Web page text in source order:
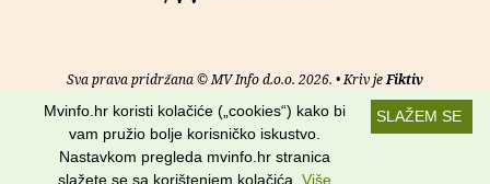
Sva prava pridržana © MV Info d.o.o. 2026. • Kriv jeFiktiv
Uvjeti korištenja RSS kanali
Potraži nas na:
SLAŽEM SE
Mvinfo.hr koristi kolačiće („cookies“) kako bi
vam pružio bolje korisničko iskustvo.
Nastavkom pregleda mvinfo.hr stranica
slažete se sa korištenjem kolačića. Više